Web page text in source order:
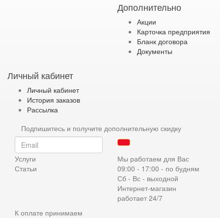
Дополнительно
Акции
Карточка предприятия
Бланк договора
Документы
Личный кабинет
Личный кабинет
История заказов
Рассылка
Подпишитесь и получите дополнительную скидку
Услуги
Статьи
Мы работаем для Вас
09:00 - 17:00 - по будням
Сб - Вс - выходной
Интернет-магазин
работает 24/7
К оплате принимаем